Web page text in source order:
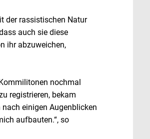
der rassistischen Natur
auch sie diese
ihr abzuweichen,
nochmal
registrieren, bekam
einigen Augenblicken
aufbauten.“, so